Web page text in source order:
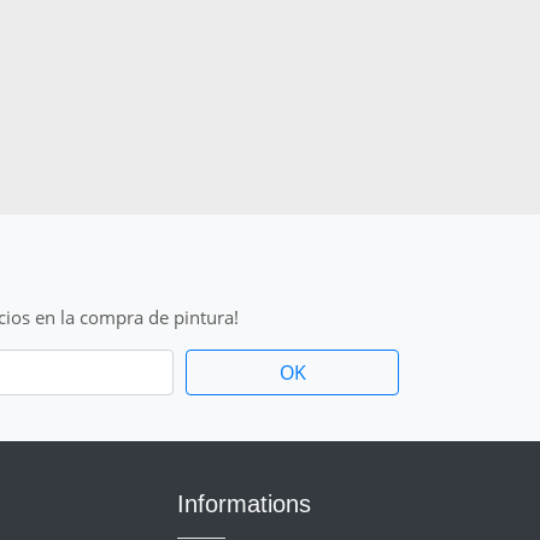
en la compra de pintura!
Informations